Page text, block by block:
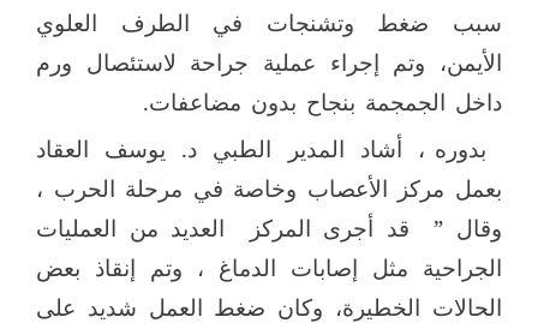
سبب ضغط وتشنجات في الطرف العلوي
الأيمن، وتم إجراء عملية جراحة لاستئصال ورم
داخل الجمجمة بنجاح بدون مضاعفات.
بدوره ، أشاد المدير الطبي د. يوسف العقاد
بعمل مركز الأعصاب وخاصة في مرحلة الحرب ،
وقال ”
قد أجرى المركز
العديد من العمليات
الجراحية مثل إصابات الدماغ ، وتم إنقاذ بعض
الحالات الخطيرة، وكان ضغط العمل شديد على